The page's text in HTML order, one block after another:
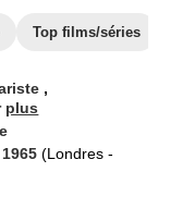
Top films/séries
,
plus
1965(Londres -